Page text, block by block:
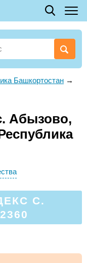
Башкортостан →
Абызово,
С.